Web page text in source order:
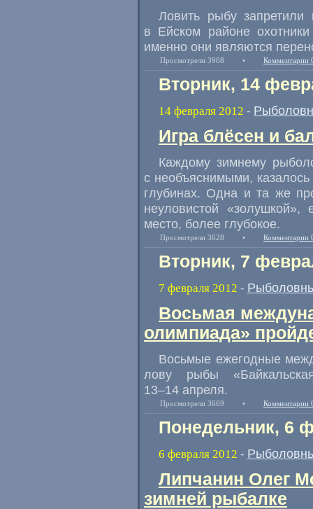
Ловить рыбу
в Ейском районе
именно они являются
Просмотрели 3908 • Комментарии
Вторник, 14
14 февраля 2012 -
Игра блёсен и
Каждому зимнему
с необъяснимыми,
глубинах. Одна и та же
неуловистой
место, более глубокое.
Просмотрели 3628 • Комментарии
Вторник, 7
7 февраля 2012 -
Восьмая
олимпиада»
Восьмые ежегодные
лову рыбы
13–14 апреля.
Просмотрели 3669 • Комментарии
Понедельник, 6
6 февраля 2012 -
Липчанин Олег
зимней рыбалке